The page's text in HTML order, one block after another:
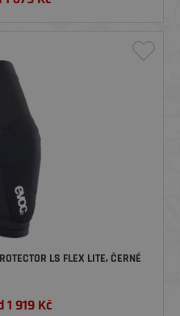
LS FLEX LITE, ČERNÉ
1 919 Kč